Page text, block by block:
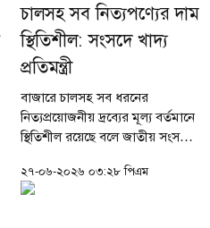
চালসহ সব নিত্যপণ্যের দাম
স্থিতিশীল: সংসদে খাদ্য
প্রতিমন্ত্রী
বাজারে চালসহ সব ধরনের
নিত্যপ্রয়োজনীয় দ্রব্যের মূল্য বর্তমানে
স্থিতিশীল রয়েছে বলে জাতীয় সংসদে
প্রতিমন্ত্রী মো. আবদুল বারী। শনিবার
(২৭ জুন) ২০২৬-২৭ অর্থবছরের...
২৭-০৬-২০২৬ ০৩:২৮ পিএম